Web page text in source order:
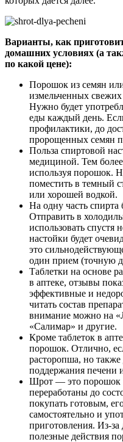
Варианты, как
домашних условиях (а
по какой цене):
Порошок из семян
измельченных
Нужно будет
еды каждый день.
профилактики, до
пророщенных семян
Польза спиртовой
медициной. Тем
используя порошок.
поместить в темный
или хорошей водкой.
На одну часть спирта
Отправить в
использовать спустя
настойки будет
это
один прием (точную
Таблетки на основе
в аптеке, отзывы
эффективные и
читать состав
внимание можно на
«Салимар» и другие.
Кроме таблеток в
порошок. Отлично,
расторопша, но
поддержания печени
Шрот — это порошок
переработаны до
покупать готовым,
самостоятельно и
приготовления. Из-за
полезные действия